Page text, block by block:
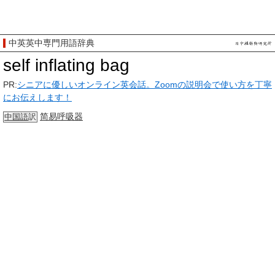
中英英中専門用語辞典
self inflating bag
PR:シニアに優しいオンライン英会話。Zoomの説明会で使い方を丁寧
にお伝えします！
中国語訳 简易呼吸器